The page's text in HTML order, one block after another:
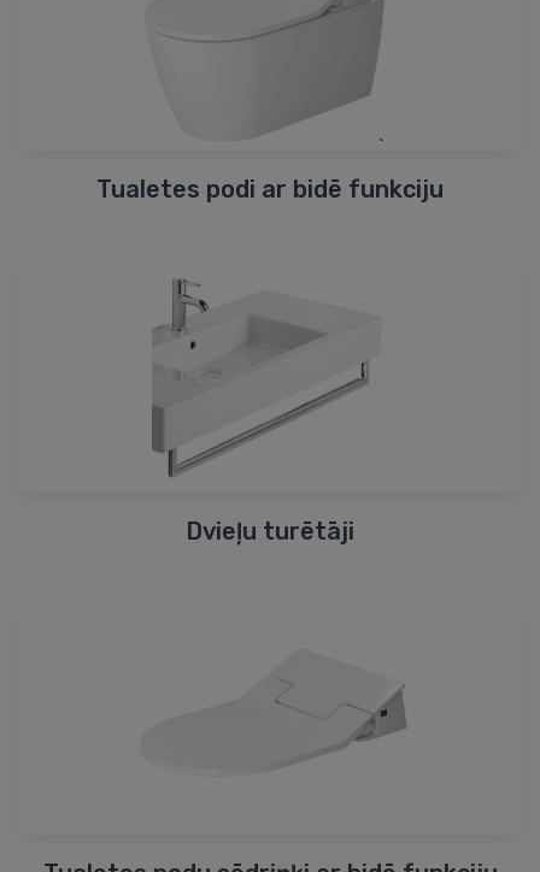
Tualetes podi ar bidē funkciju
Dvieļu turētāji